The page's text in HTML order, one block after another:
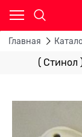
Главная
( Стинол